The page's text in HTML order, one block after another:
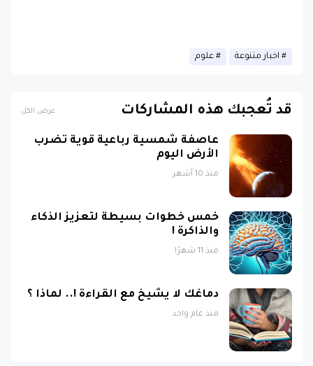
اخبار متنوعة علوم
قد تُعجبك هذه المشاركات عرض الكل
عاصفة شمسية رباعية قوية تضرب
الأرض اليوم
منذ 10 أشهر
خمس خطوات بسيطة لتعزيز الذكاء
والذاكرة !
منذ 11 شهرًا
دماغك لا يشيخ مع القراءة !.. لماذا ؟
منذ عام واحد